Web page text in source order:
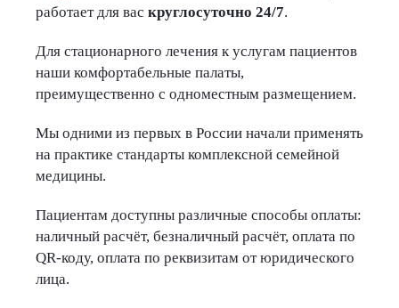
работает для вас круглосуточно 24/7.
Для стационарного лечения к услугам пациентов
наши комфортабельные палаты,
преимущественно с одноместным размещением.
Мы одними из первых в России начали применять
на практике стандарты комплексной семейной
медицины.
Пациентам доступны различные способы оплаты:
наличный расчёт, безналичный расчёт, оплата по
QR-коду, оплата по реквизитам от юридического
лица.